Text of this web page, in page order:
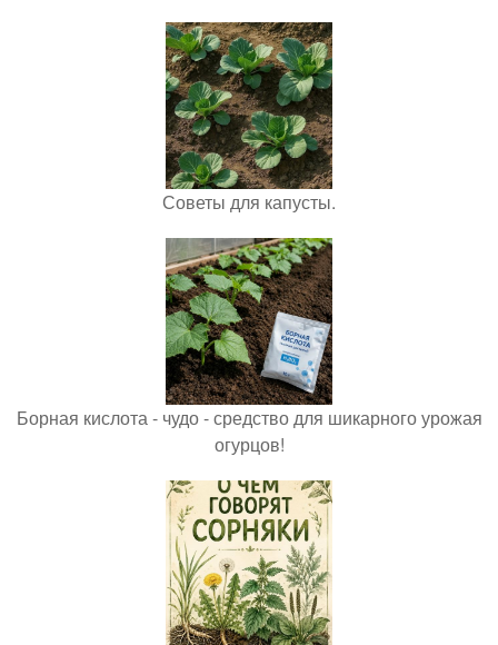
Советы для капусты.
Борная кислота - чудо - средство для шикарного урожая
огурцов!